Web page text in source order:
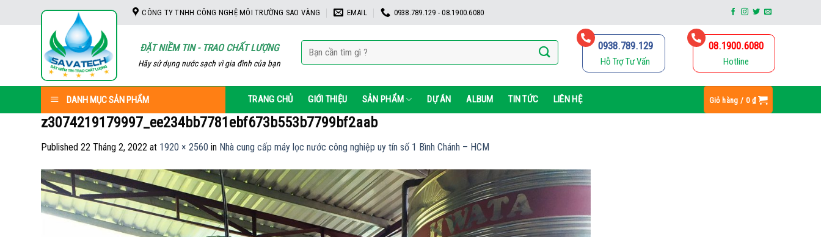
to
CÔNG TY TNHH CÔNG NGHỆ MÔI TRƯỜNG SAO VÀNG EMAIL 0938.789.129 - 08.1900.6080
ĐẶT NIỀM TIN - TRAO CHẤT LƯỢNG
Hãy sử dụng nước sạch vì gia đình của bạn
Tìm
kiếm:
0938.789.129
Hỗ Trợ Tư Vấn
08.1900.6080
Hotline
DANH MỤC SẢN PHẨM TRANG CHỦ GIỚI THIỆU SẢN PHẨM DỰ ÁN ALBUM TIN TỨC LIÊN HỆ Giỏ hàng / 0 ₫
z3074219179997_ee234bb7781ebf673b553b7799bf2aab
Published 22 Tháng 2, 2022 at 1920 × 2560 in Nhà cung cấp máy lọc nước công nghiệp uy tín số 1 Bình Chánh – HCM